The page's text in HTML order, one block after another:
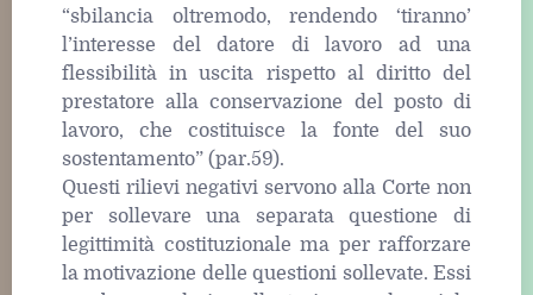
“sbilancia oltremodo, rendendo ‘tiranno’
l’interesse del datore di lavoro ad una
flessibilità in uscita rispetto al diritto del
prestatore alla conservazione del posto di
lavoro, che costituisce la fonte del suo
sostentamento” (par.59).
Questi rilievi negativi servono alla Corte non
per sollevare una separata questione di
legittimità costituzionale ma per rafforzare
la motivazione delle questioni sollevate. Essi